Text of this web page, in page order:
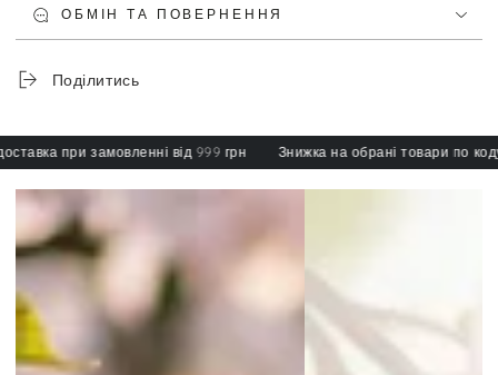
ОБМІН ТА ПОВЕРНЕННЯ
Поділитись
при замовленні від 999 грн Знижка на обрані товари по коду: